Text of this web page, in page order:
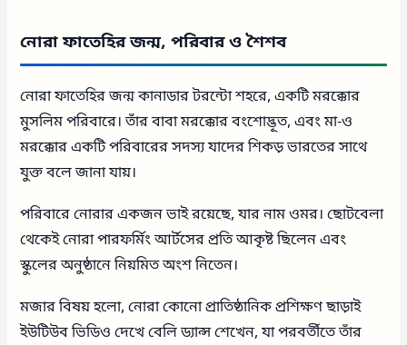
নোরা ফাতেহির জন্ম, পরিবার ও শৈশব
নোরা ফাতেহির জন্ম কানাডার টরন্টো শহরে, একটি মরক্কোর
মুসলিম পরিবারে। তাঁর বাবা মরক্কোর বংশোদ্ভূত, এবং মা-ও
মরক্কোর একটি পরিবারের সদস্য যাদের শিকড় ভারতের সাথে
যুক্ত বলে জানা যায়।
পরিবারে নোরার একজন ভাই রয়েছে, যার নাম ওমর। ছোটবেলা
থেকেই নোরা পারফর্মিং আর্টসের প্রতি আকৃষ্ট ছিলেন এবং
স্কুলের অনুষ্ঠানে নিয়মিত অংশ নিতেন।
মজার বিষয় হলো, নোরা কোনো প্রাতিষ্ঠানিক প্রশিক্ষণ ছাড়াই
ইউটিউব ভিডিও দেখে বেলি ড্যান্স শেখেন, যা পরবর্তীতে তাঁর